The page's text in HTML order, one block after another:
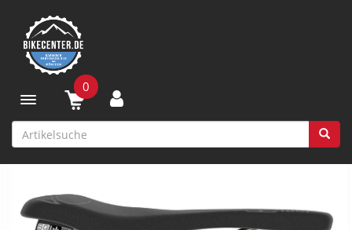
Toggle navigation
0